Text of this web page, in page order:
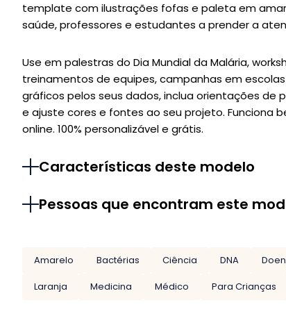
template com ilustrações fofas e paleta em
saúde, professores e estudantes a prender a
Use em palestras do Dia Mundial da Malária,
treinamentos de equipes, campanhas em
gráficos pelos seus dados, inclua orientações de
e ajuste cores e fontes ao seu projeto. Funciona
online. 100% personalizável e grátis.
Características deste modelo
Pessoas que encontram este
Amarelo Bactérias Ciência DNA
Laranja
Medicina Médico Para Crianças